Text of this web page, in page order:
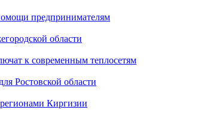
предпринимателям
области
к современным теплосетям
Ростовской области
Киргизии